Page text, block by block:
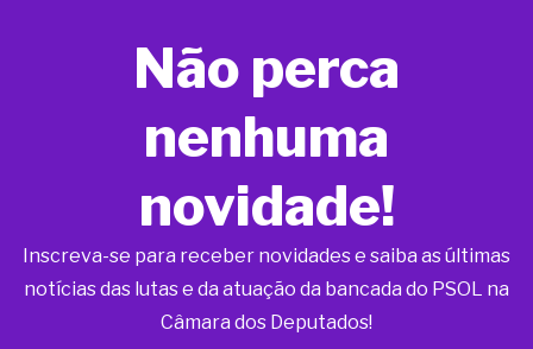
Não perca
nenhuma
novidade!
Inscreva-se para receber novidades e saiba as últimas
notícias das lutas e da atuação da bancada do PSOL na
Câmara dos Deputados!